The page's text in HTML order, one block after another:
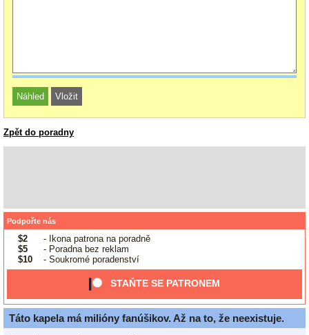
Zpět do poradny
Podpořte nás
$2
- Ikona patrona na poradně
$5
- Poradna bez reklam
$10
- Soukromé poradenství
STAŇTE SE PATRONEM
Táto kapela má milióny fanúšikov. Až na to, že neexistuje.